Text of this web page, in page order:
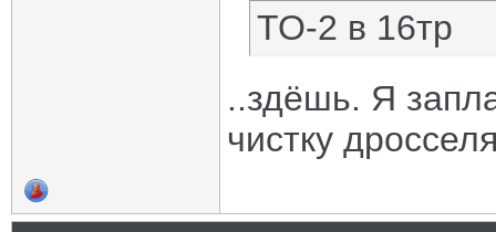
ТО-2 в 16тр
..здёшь. Я
чистку